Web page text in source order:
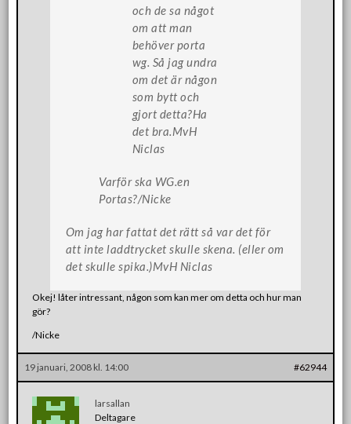
och de sa något
om att man
behöver porta
wg. Så jag undra
om det är någon
som bytt och
gjort detta?Ha
det bra.MvH
Niclas
Varför ska WG.en
Portas?/Nicke
Om jag har fattat det rätt så var det för
att inte laddtrycket skulle skena. (eller om
det skulle spika.)MvH Niclas
Okej! låter intressant, någon som kan mer om detta och hur man
gör?
/Nicke
19 januari, 2008 kl. 14:00 #62944
larsallan
Deltagare